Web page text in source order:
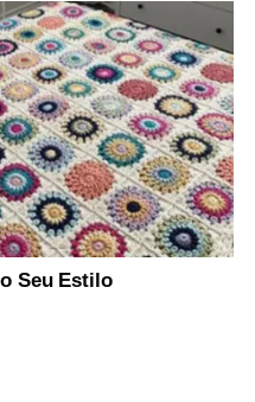
Seu Estilo